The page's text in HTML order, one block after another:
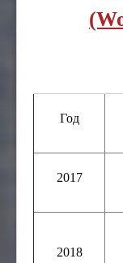
Год
2017
2018